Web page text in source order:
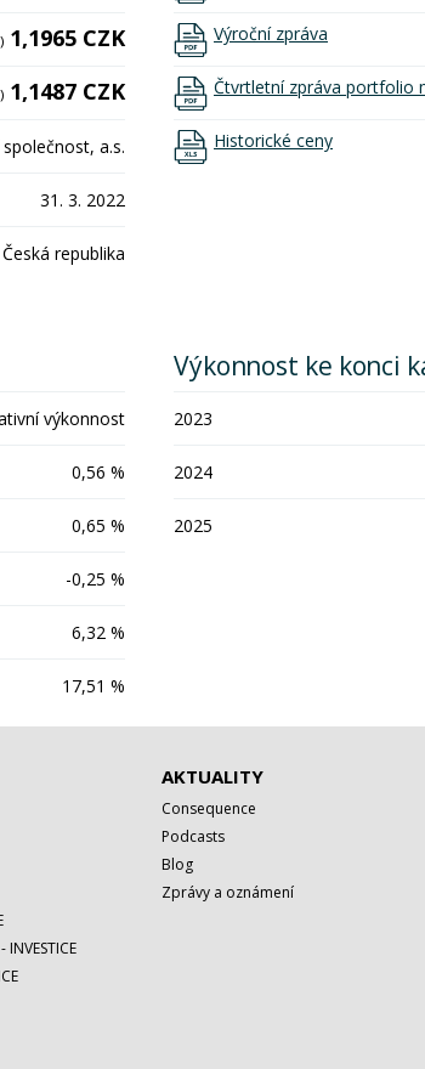
1,1965 CZK
1,1487 CZK
a.s.
31. 3. 2022
Česká republika
Výroční zpráva
Čtvrtletní zpráva portfolio
Historické ceny
výkonnost
0,56 %
0,65 %
-0,25 %
6,32 %
17,51 %
Výkonnost ke konci
2023
2024
2025
AKTUALITY
Consequence
Podcasts
Blog
Zprávy a oznámení